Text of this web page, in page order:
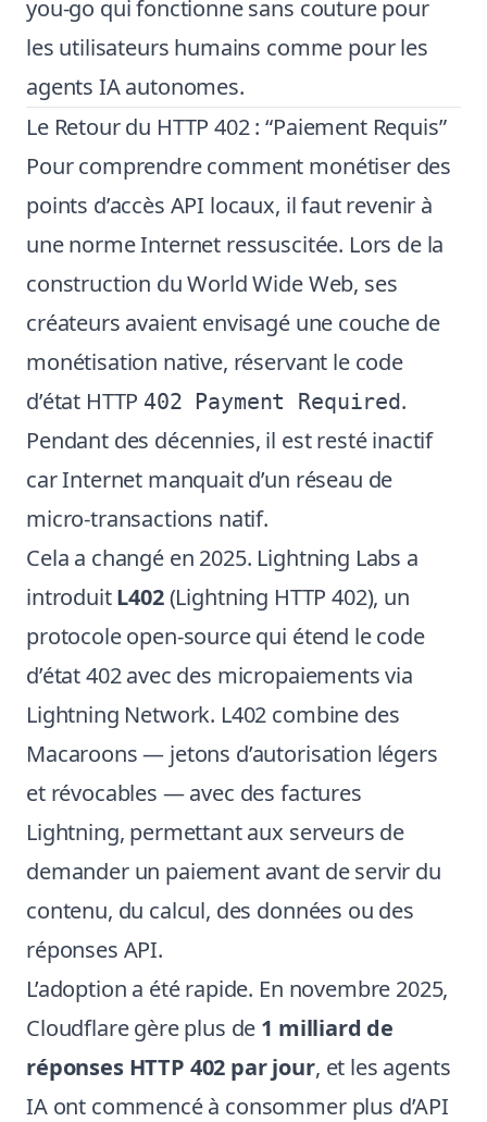
you-go qui fonctionne sans couture pour
les utilisateurs humains comme pour les
agents IA autonomes.
Le Retour du HTTP 402 : “Paiement Requis”
Pour comprendre comment monétiser des
points d’accès API locaux, il faut revenir à
une norme Internet ressuscitée. Lors de la
construction du World Wide Web, ses
créateurs avaient envisagé une couche de
monétisation native, réservant le code
d’état HTTP 402 Payment Required.
Pendant des décennies, il est resté inactif
car Internet manquait d’un réseau de
micro-transactions natif.
Cela a changé en 2025. Lightning Labs a
introduitL402(Lightning HTTP 402), un
protocole open-source qui étend le code
d’état 402 avec des micropaiements via
Lightning Network. L402 combine des
Macaroons — jetons d’autorisation légers
et révocables — avec des factures
Lightning, permettant aux serveurs de
demander un paiement avant de servir du
contenu, du calcul, des données ou des
réponses API.
L’adoption a été rapide. En novembre 2025,
Cloudflare gère plus de 1 milliard de
réponses HTTP 402 par jour, et les agents
IA ont commencé à consommer plus d’API